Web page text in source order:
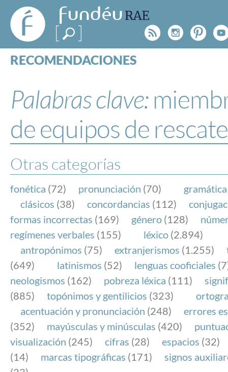
FundéuRAE
- Fundación
del Español
Urgente
Rss
RECOMENDACIONES
ESPECIALES
BLOG
NOTICIAS
FundéuRAE es una fundación patrocinada por la
y la Real Academia Española, cuyo objetivo es
el buen uso del español en los medios de
Internet.
Palabras clave:
de equipos de rescate
Otras categorías
fonética (72) pronunciación (70) gramática
clásicos (38) concordancias (112)
formas incorrectas (169) género (128)
regímenes verbales (155) léxico (2.894)
antropónimos (75) extranjerismos (1.255)
(649)
latinismos (52) lenguas cooficiales
neologismos (162) pobreza léxica (111)
(885)
topónimos y gentilicios (323)
acentuación y pronunciación (248)
errores
(352)
mayúsculas y minúsculas (420)
visualización (245) cifras (28) espacios (32)
(14)
marcas tipográficas (171)
signos